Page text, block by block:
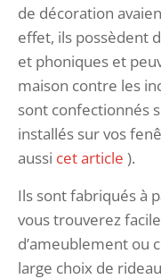
de décoration
effet, ils possèdent
et phoniques et
maison contre les
sont confectionnés
installés sur vos
aussi cet article ).
Ils sont fabriqués à
vous trouverez
d’ameublement ou
large choix de